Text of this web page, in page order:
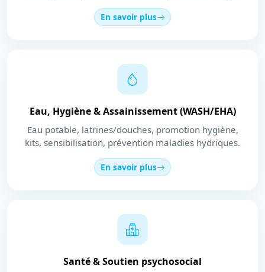
En savoir plus
Eau, Hygiène & Assainissement (WASH/EHA)
Eau potable, latrines/douches, promotion hygiène,
kits, sensibilisation, prévention maladies hydriques.
En savoir plus
Santé & Soutien psychosocial